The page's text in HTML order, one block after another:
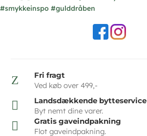
Z
Fri fragt
Ved køb over 499,-

Landsdækkende bytteservice
Byt nemt dine varer.

Gratis gaveindpakning
Flot gaveindpakning.